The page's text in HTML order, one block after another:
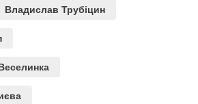
Владислав Трубіцин